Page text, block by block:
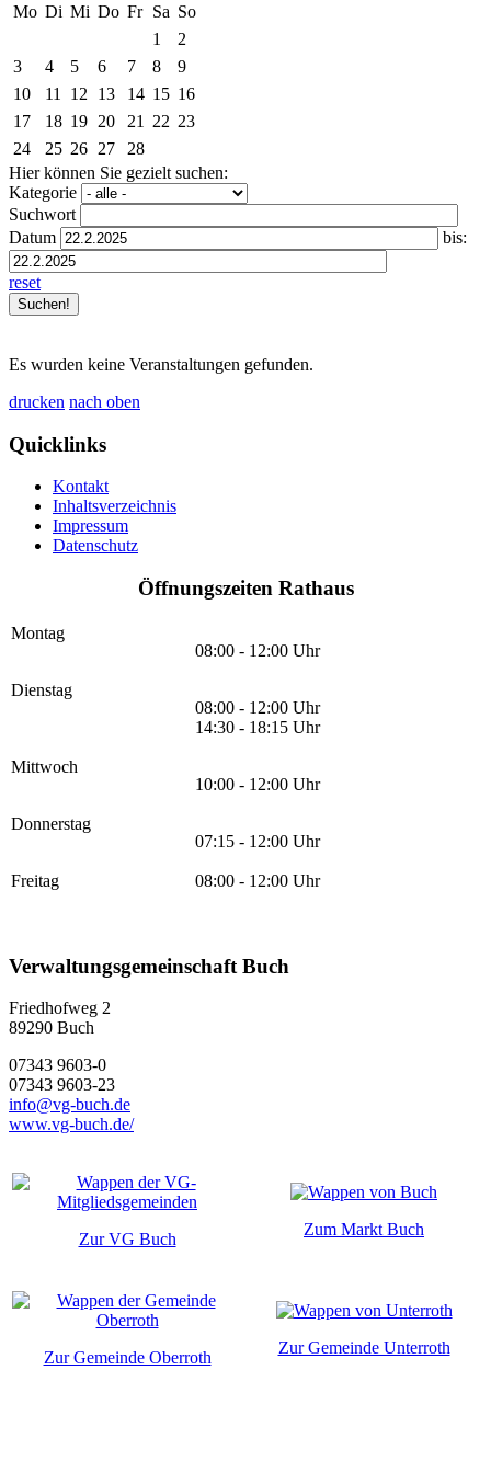
Mo Di Mi Do Fr Sa So
1
2
3
4 5 6 7 8
9
10
11 12 13 14 15 16
17
18 19 20 21 22 23
24
25 26 27
28
Hier können Sie gezielt suchen:
Kategorie
Suchwort
Datum
bis:
reset
Es wurden keine Veranstaltungen gefunden.
drucken nach oben
Quicklinks
Kontakt
Inhaltsverzeichnis
Impressum
Datenschutz
Öffnungszeiten Rathaus
Montag
08:00 - 12:00 Uhr
Dienstag
08:00 - 12:00 Uhr
14:30 - 18:15 Uhr
Mittwoch
10:00 - 12:00 Uhr
Donnerstag
07:15 - 12:00 Uhr
Freitag 08:00 - 12:00 Uhr
Verwaltungsgemeinschaft Buch
Friedhofweg 2
89290 Buch
07343 9603-0
07343 9603-23
info@vg-buch.de
www.vg-buch.de/
Zur VG Buch
Zum Markt Buch
Zur Gemeinde Oberroth
Zur Gemeinde Unterroth